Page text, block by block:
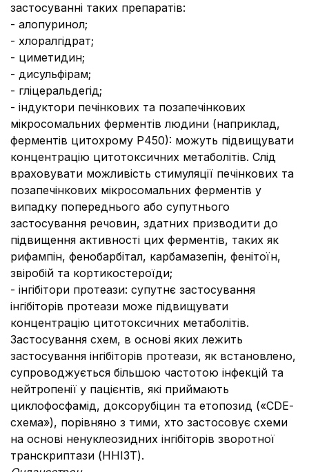
застосуванні таких препаратів:
- алопуринол;
- хлоралгідрат;
- циметидин;
- дисульфірам;
- гліцеральдегід;
- індуктори печінкових та позапечінкових
мікросомальних ферментів людини (наприклад,
ферментів цитохрому Р450): можуть підвищувати
концентрацію цитотоксичних метаболітів. Слід
враховувати можливість стимуляції печінкових та
позапечінкових мікросомальних ферментів у
випадку попереднього або супутнього
застосування речовин, здатних призводити до
підвищення активності цих ферментів, таких як
рифампін, фенобарбітал, карбамазепін, фенітоїн,
звіробій та кортикостероїди;
- інгібітори протеази: супутнє застосування
інгібіторів протеази може підвищувати
концентрацію цитотоксичних метаболітів.
Застосування схем, в основі яких лежить
застосування інгібіторів протеази, як встановлено,
супроводжується більшою частотою інфекцій та
нейтропенії у пацієнтів, які приймають
циклофосфамід, доксорубіцин та етопозид («CDЕ-
схема»), порівняно з тими, хто застосовує схеми
на основі ненуклеозидних інгібіторів зворотної
транскриптази (ННІЗТ).